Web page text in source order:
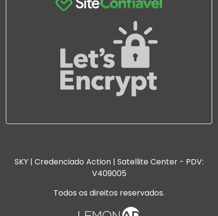
SKY | Credenciado Action | Satellite Center - PDV:
V409005
Todos os direitos reservados.